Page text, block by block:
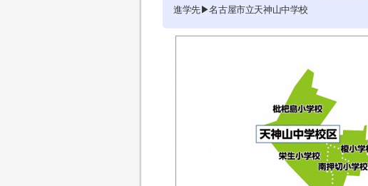
進学先▶名古屋市立天神山中学校